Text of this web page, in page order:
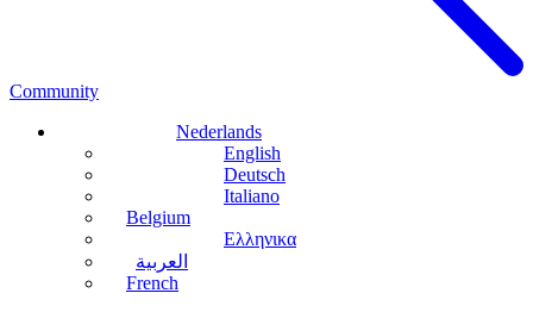
Community
Nederlands
English
Deutsch
Italiano
Belgium
Ελληνικα
العربية
French